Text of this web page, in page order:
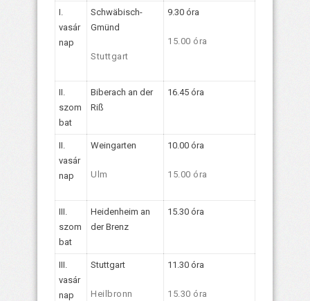
I.
vasár
nap
Schwäbisch-
Gmünd
Stuttgart
9.30 óra
15.00 óra
II.
szom
bat
Biberach an der
Riß
16.45 óra
II.
vasár
nap
Weingarten
Ulm
10.00 óra
15.00 óra
III.
szom
bat
Heidenheim an
der Brenz
15.30 óra
III.
vasár
nap
Stuttgart
Heilbronn
11.30 óra
15.30 óra